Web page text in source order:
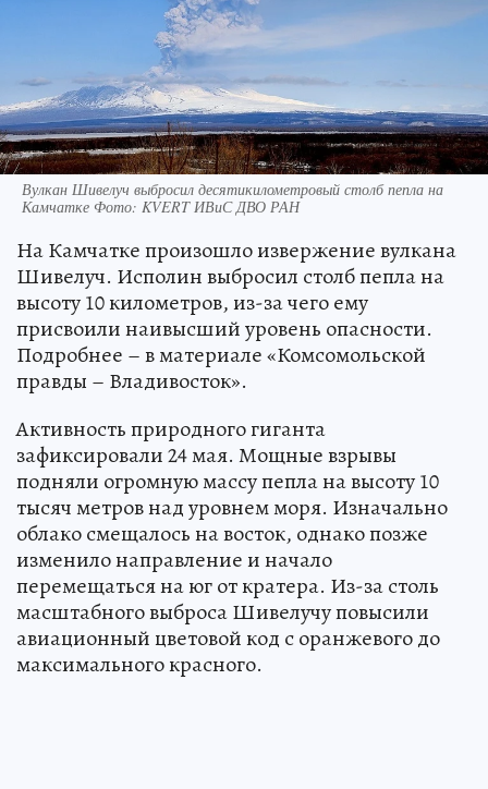
Вулкан Шивелуч выбросил десятикилометровый столб пепла на
Камчатке Фото: KVERT ИВиС ДВО РАН
На Камчатке произошло извержение вулкана
Шивелуч. Исполин выбросил столб пепла на
высоту 10 километров, из-за чего ему
присвоили наивысший уровень опасности.
Подробнее – в материале «Комсомольской
правды – Владивосток».
Активность природного гиганта
зафиксировали 24 мая. Мощные взрывы
подняли огромную массу пепла на высоту 10
тысяч метров над уровнем моря. Изначально
облако смещалось на восток, однако позже
изменило направление и начало
перемещаться на юг от кратера. Из-за столь
масштабного выброса Шивелучу повысили
авиационный цветовой код с оранжевого до
максимального красного.